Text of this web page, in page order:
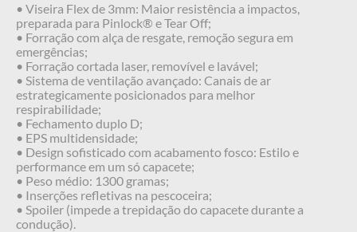
• Viseira Flex de 3mm: Maior resistência a impactos,
preparada para Pinlock® e Tear Off;
• Forração com alça de resgate, remoção segura em
emergências;
• Forração cortada laser, removível e lavável;
• Sistema de ventilação avançado: Canais de ar
estrategicamente posicionados para melhor
respirabilidade;
• Fechamento duplo D;
• EPS multidensidade;
• Design sofisticado com acabamento fosco: Estilo e
performance em um só capacete;
• Peso médio: 1300 gramas;
• Inserções refletivas na pescoceira;
• Spoiler (impede a trepidação do capacete durante a
condução).